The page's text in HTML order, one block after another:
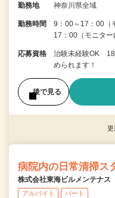
勤務地 神奈川県全域
勤務時間
9：00～17：00（
17：00（モニタ
応募資格
治験未経験OK 18
められます！
後で見る
病院内の日常清掃ス
株式会社東海ビルメンテナ
アルバイト パート